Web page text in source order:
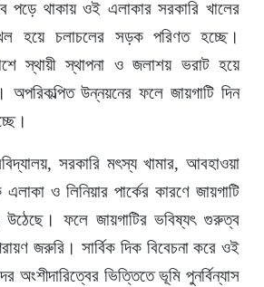
পড়ে থাকায় ওই এলাকার সরকারি খালের
হয়ে চলাচলের সড়ক পরিণত হচ্ছে।
স্থায়ী স্থাপনা ও জলাশয় ভরাট হয়ে
উন্নয়নের ফলে জায়গাটি দিন
সরকারি মৎস্য খামার, আবহাওয়া
ও লিনিয়ার পার্কের কারণে জায়গাটি
ফলে জায়গাটির ভবিষ্যৎ গুরুত্ব
জরুরি। সার্বিক দিক বিবেচনা করে ওই
অংশীদারিত্বের ভিত্তিতে ভূমি পুনর্বিন্যাস